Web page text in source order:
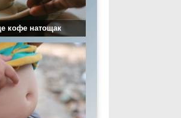
кофе натощак